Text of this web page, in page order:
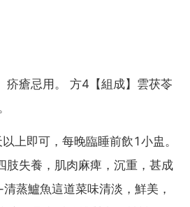
疥瘡忌用。 方4【組成】雲茯苓
上即可，每晚臨睡前飲1小盅。
肢失養，肌肉麻痺，沉重，甚成
蒸鱸魚這道菜味清淡，鮮美，